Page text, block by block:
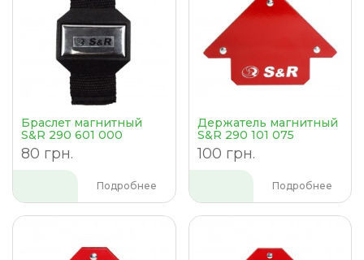
Браслет магнитный
S&R 290 601 000
80 грн.
Подробнее
Держатель магнитный
S&R 290 101 075
100 грн.
Подробнее